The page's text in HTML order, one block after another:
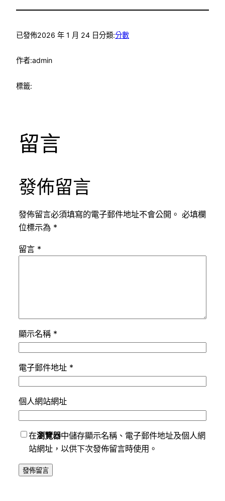
已發佈2026 年 1 月 24 日分類:分數
作者:admin
標籤:
留言
發佈留言
發佈留言必須填寫的電子郵件地址不會公開。 必填欄
位標示為 *
留言 *
顯示名稱 *
電子郵件地址 *
個人網站網址
在瀏覽器中儲存顯示名稱、電子郵件地址及個人網
站網址，以供下次發佈留言時使用。